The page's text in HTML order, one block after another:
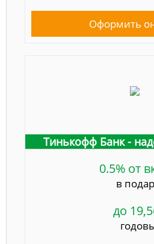
Оформить
Тинькофф Банк -
0.5% от
в
до